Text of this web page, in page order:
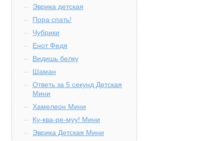
Эврика детская
Пора спать!
Чубрики
Енот Федя
Видишь белку
Шаман
Ответь за 5 секунд Детская
Мини
Хамелеон Мини
Ку-ква-ре-муу! Мини
Эврика Детская Мини